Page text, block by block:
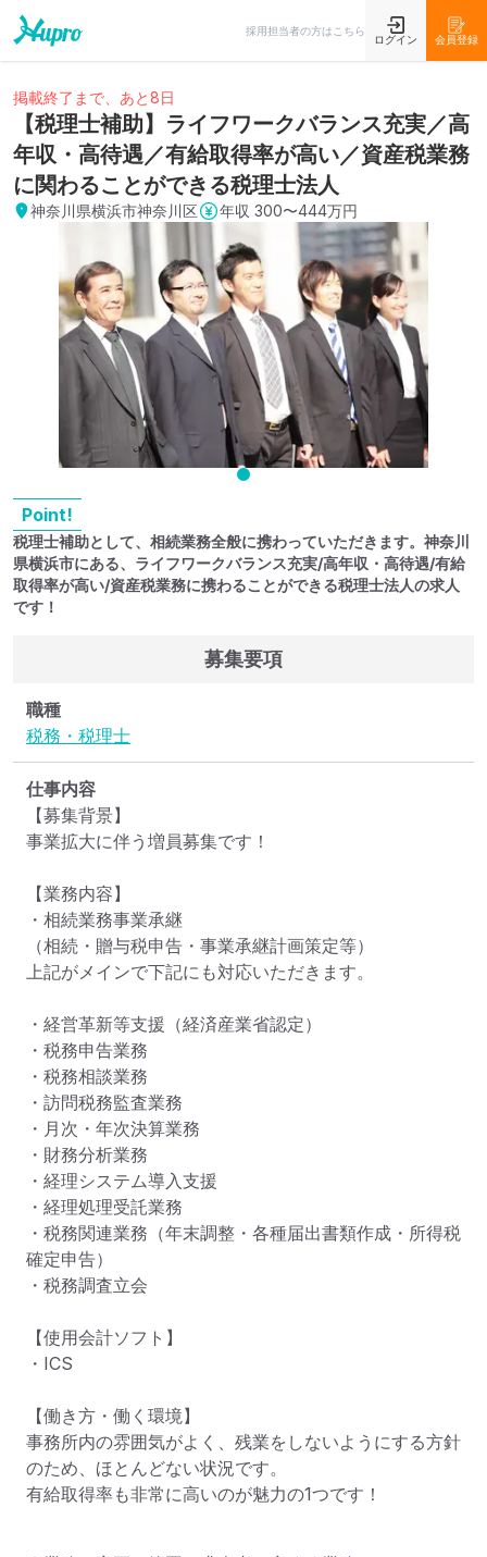
採用担当者の方はこちら
ログイン 会員登録
掲載終了まで、あと8日
【税理士補助】ライフワークバランス充実／高
年収・高待遇／有給取得率が高い／資産税業務
に関わることができる税理士法人
神奈川県横浜市神奈川区 年収 300〜444万円
Point!
税理士補助として、相続業務全般に携わっていただきます。神奈川
県横浜市にある、ライフワークバランス充実/高年収・高待遇/有給
取得率が高い/資産税業務に携わることができる税理士法人の求人
です！
募集要項
職種
税務・税理士
仕事内容
【募集背景】
事業拡大に伴う増員募集です！
【業務内容】
・相続業務事業承継
（相続・贈与税申告・事業承継計画策定等）
上記がメインで下記にも対応いただきます。
・経営革新等支援（経済産業省認定）
・税務申告業務
・税務相談業務
・訪問税務監査業務
・月次・年次決算業務
・財務分析業務
・経理システム導入支援
・経理処理受託業務
・税務関連業務（年末調整・各種届出書類作成・所得税
確定申告）
・税務調査立会
【使用会計ソフト】
・ICS
【働き方・働く環境】
事務所内の雰囲気がよく、残業をしないようにする方針
のため、ほとんどない状況です。
有給取得率も非常に高いのが魅力の1つです！